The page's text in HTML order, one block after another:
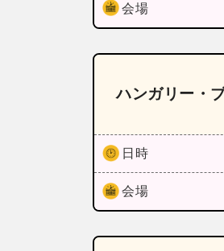
会場
ハンガリー・
日時
会場